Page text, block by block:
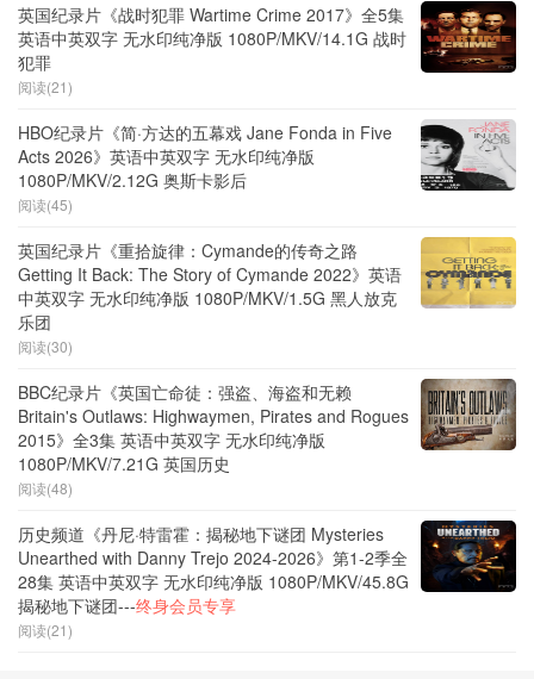
英国纪录片《战时犯罪 Wartime Crime 2017》全5集
英语中英双字 无水印纯净版 1080P/MKV/14.1G 战时
犯罪
阅读(21)
HBO纪录片《简·方达的五幕戏 Jane Fonda in Five
Acts 2026》英语中英双字 无水印纯净版
1080P/MKV/2.12G 奥斯卡影后
阅读(45)
英国纪录片《重拾旋律：Cymande的传奇之路
Getting It Back: The Story of Cymande 2022》英语
中英双字 无水印纯净版 1080P/MKV/1.5G 黑人放克
乐团
阅读(30)
BBC纪录片《英国亡命徒：强盗、海盗和无赖
Britain's Outlaws: Highwaymen, Pirates and Rogues
2015》全3集 英语中英双字 无水印纯净版
1080P/MKV/7.21G 英国历史
阅读(48)
历史频道《丹尼·特雷霍：揭秘地下谜团 Mysteries
Unearthed with Danny Trejo 2024-2026》第1-2季全
28集 英语中英双字 无水印纯净版 1080P/MKV/45.8G
揭秘地下谜团---终身会员专享
阅读(21)